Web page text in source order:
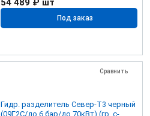
Под заказ
Сравнить
Гидр. разделитель Север-Т3 черный
(09Г2С/до 6 бар/до 70кВт) (гр_с-